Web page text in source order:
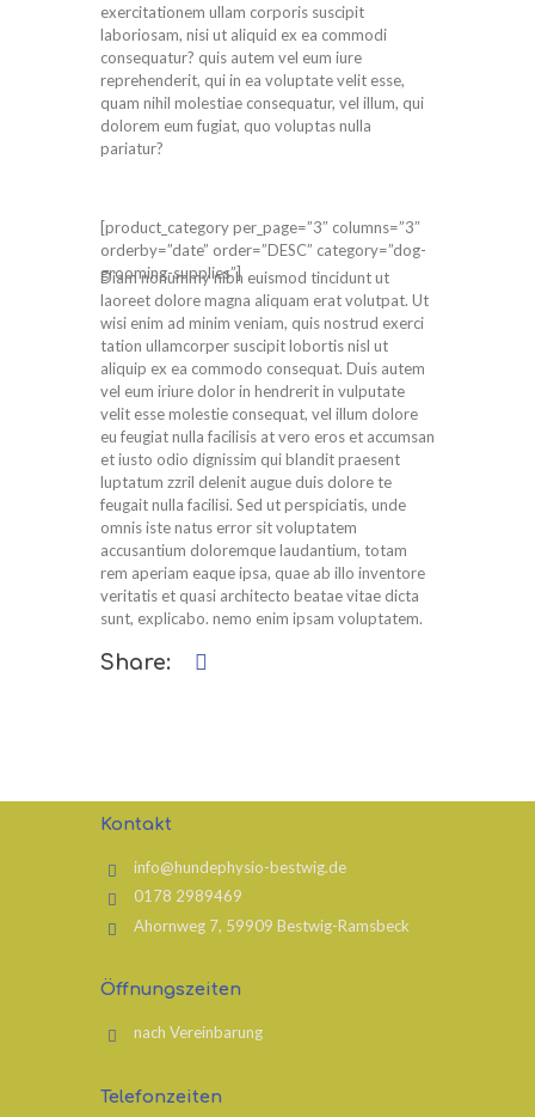
exercitationem ullam corporis suscipit
laboriosam, nisi ut aliquid ex ea commodi
consequatur? quis autem vel eum iure
reprehenderit, qui in ea voluptate velit esse,
quam nihil molestiae consequatur, vel illum, qui
dolorem eum fugiat, quo voluptas nulla
pariatur?
[product_category per_page=”3″ columns=”3″
orderby=”date” order=”DESC” category=”dog-
grooming-supplies”]
Diam nonummy nibh euismod tincidunt ut
laoreet dolore magna aliquam erat volutpat. Ut
wisi enim ad minim veniam, quis nostrud exerci
tation ullamcorper suscipit lobortis nisl ut
aliquip ex ea commodo consequat. Duis autem
vel eum iriure dolor in hendrerit in vulputate
velit esse molestie consequat, vel illum dolore
eu feugiat nulla facilisis at vero eros et accumsan
et iusto odio dignissim qui blandit praesent
luptatum zzril delenit augue duis dolore te
feugait nulla facilisi. Sed ut perspiciatis, unde
omnis iste natus error sit voluptatem
accusantium doloremque laudantium, totam
rem aperiam eaque ipsa, quae ab illo inventore
veritatis et quasi architecto beatae vitae dicta
sunt, explicabo. nemo enim ipsam voluptatem.
Share:
Kontakt
info@hundephysio-bestwig.de
0178 2989469
Ahornweg 7, 59909 Bestwig-Ramsbeck
Öffnungszeiten
nach Vereinbarung
Telefonzeiten